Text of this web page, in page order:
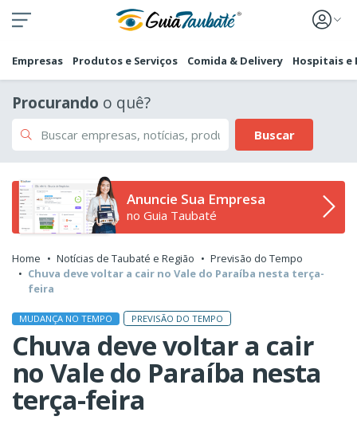
Empresas Produtos e Serviços Comida & Delivery Hospitais e
Procurando o quê?
Buscar
Anuncie Sua Empresa
no Guia Taubaté
Home Notícias de Taubaté e Região
Previsão do Tempo
Chuva deve voltar a cair no Vale do Paraíba nesta terça-
feira
MUDANÇA NO TEMPO PREVISÃO DO TEMPO
Chuva deve voltar a cair
no Vale do Paraíba nesta
terça-feira